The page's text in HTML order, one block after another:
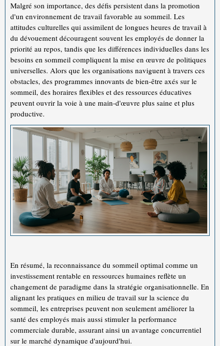
Malgré son importance, des défis persistent dans la promotion
d'un environnement de travail favorable au sommeil. Les
attitudes culturelles qui assimilent de longues heures de travail à
du dévouement découragent souvent les employés de donner la
priorité au repos, tandis que les différences individuelles dans les
besoins en sommeil compliquent la mise en œuvre de politiques
universelles. Alors que les organisations naviguent à travers ces
obstacles, des programmes innovants de bien-être axés sur le
sommeil, des horaires flexibles et des ressources éducatives
peuvent ouvrir la voie à une main-d'œuvre plus saine et plus
productive.
En résumé, la reconnaissance du sommeil optimal comme un
investissement rentable en ressources humaines reflète un
changement de paradigme dans la stratégie organisationnelle. En
alignant les pratiques en milieu de travail sur la science du
sommeil, les entreprises peuvent non seulement améliorer la
santé des employés mais aussi stimuler la performance
commerciale durable, assurant ainsi un avantage concurrentiel
sur le marché dynamique d'aujourd'hui.